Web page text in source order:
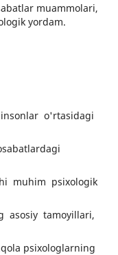
muammolari,
yordam.
o'rtasidagi
muhim psixologik
asosiy tamoyillari,
psixologlarning